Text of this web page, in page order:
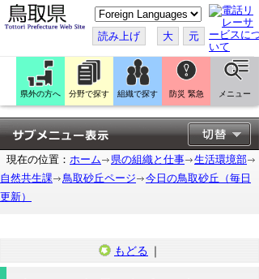
こ
の
ペ
ー
ジ
翻
訳
す
る
読み上げ 大 元
県外の方へ 分野で探す 組織で探す 防災 緊急 メニュー
現在の位置： ホーム 県の組織と仕事
生活環境部
自然共生課
鳥取砂丘ページ
今日の鳥取砂丘（毎日
更新）
もどる ｜